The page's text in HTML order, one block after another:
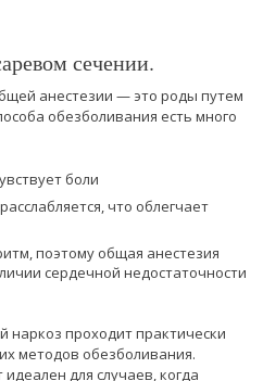
сечении.
анестезии — это роды путем
обезболивания есть много
боли
что облегчает
поэтому общая анестезия
сердечной недостаточности
наркоз проходит практически
методов обезболивания.
для случаев, когда